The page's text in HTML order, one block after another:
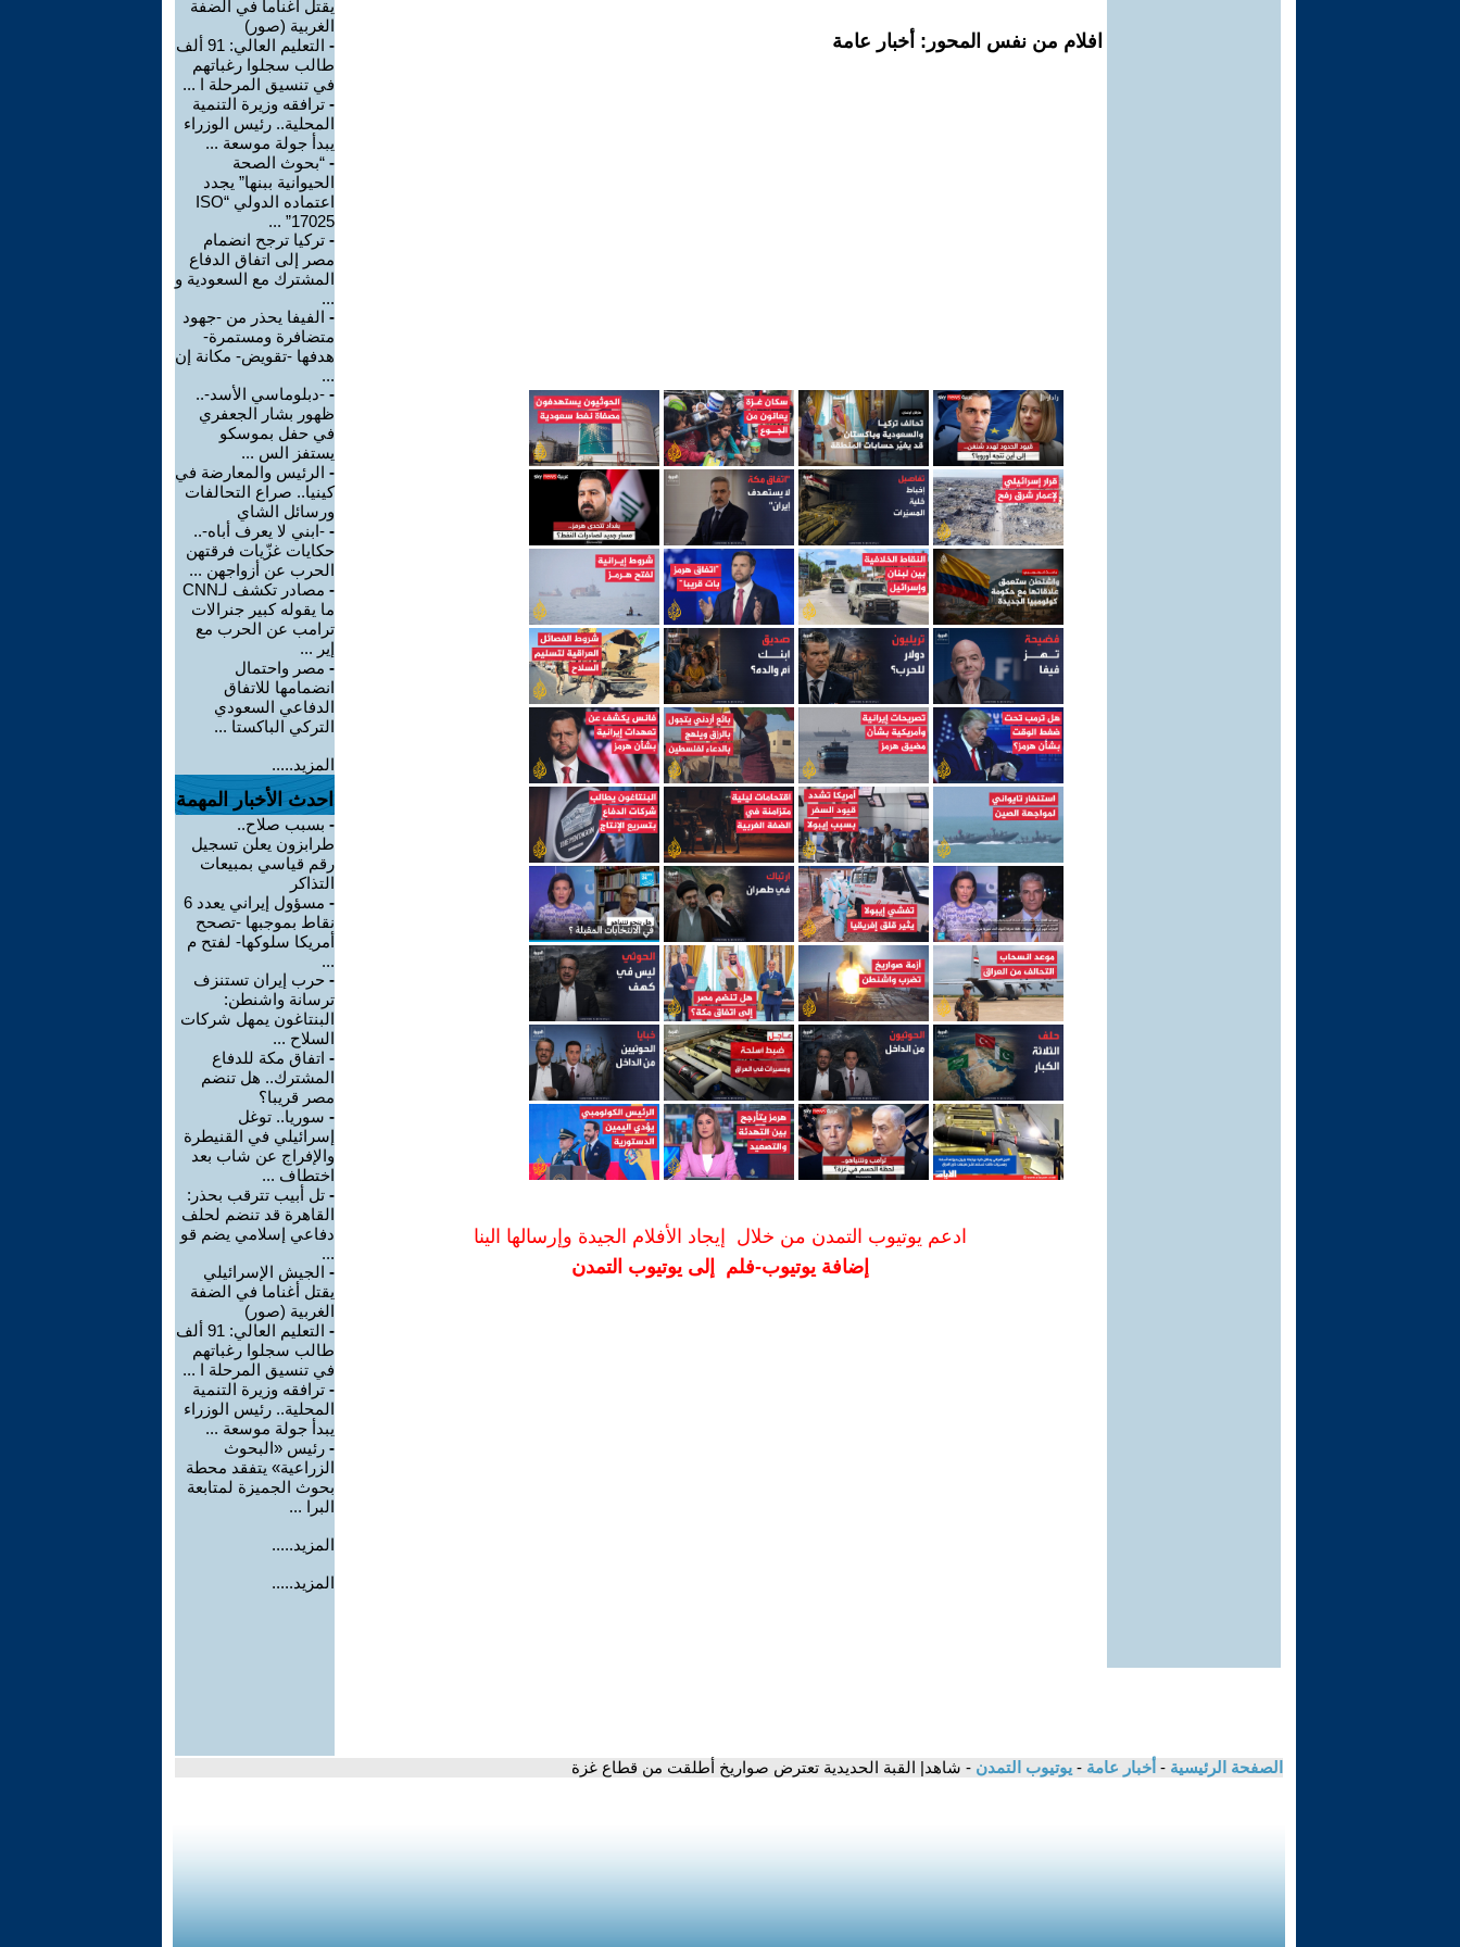
افلام من نفس المحور: أخبار عامة
ادعم يوتيوب التمدن من خلال إيجاد الأفلام الجيدة وإرسالها الينا
إضافة يوتيوب-فلم إلى يوتيوب التمدن
يقتل أغناما في الضفة
الغربية (صور)
-
التعليم العالي: 91 ألف
طالب سجلوا رغباتهم
في تنسيق المرحلة ا ...
- ترافقه وزيرة التنمية
المحلية.. رئيس الوزراء
يبدأ جولة موسعة ...
- “بحوث الصحة
الحيوانية ببنها” يجدد
اعتماده الدولي “ISO
17025” ...
- تركيا ترجح انضمام
مصر إلى اتفاق الدفاع
المشترك مع السعودية و
...
- الفيفا يحذر من -جهود
متضافرة ومستمرة-
هدفها -تقويض- مكانة إن
...
- -دبلوماسي الأسد-..
ظهور بشار الجعفري
في حفل بموسكو
يستفز الس ...
- الرئيس والمعارضة في
كينيا.. صراع التحالفات
ورسائل الشاي
- -ابني لا يعرف أباه-..
حكايات غزّيات فرقتهن
الحرب عن أزواجهن ...
-
مصادر تكشف لـCNN
ما يقوله كبير جنرالات
ترامب عن الحرب مع
إير ...
- مصر واحتمال
انضمامها للاتفاق
الدفاعي السعودي
التركي الباكستا ...
المزيد.....
احدث الأخبار المهمة
- بسبب صلاح..
طرابزون يعلن تسجيل
رقم قياسي بمبيعات
التذاكر
-
مسؤول إيراني يعدد 6
نقاط بموجبها -تصحح
أمريكا سلوكها- لفتح م
...
- حرب إيران تستنزف
ترسانة واشنطن:
البنتاغون يمهل شركات
السلاح ...
- اتفاق مكة للدفاع
المشترك.. هل تنضم
مصر قريبا؟
- سوريا.. توغل
إسرائيلي في القنيطرة
والإفراج عن شاب بعد
اختطاف ...
- تل أبيب تترقب بحذر:
القاهرة قد تنضم لحلف
دفاعي إسلامي يضم قو
...
- الجيش الإسرائيلي
يقتل أغناما في الضفة
الغربية (صور)
-
التعليم العالي: 91 ألف
طالب سجلوا رغباتهم
في تنسيق المرحلة ا ...
- ترافقه وزيرة التنمية
المحلية.. رئيس الوزراء
يبدأ جولة موسعة ...
- رئيس «البحوث
الزراعية» يتفقد محطة
بحوث الجميزة لمتابعة
البرا ...
المزيد.....
المزيد.....
الصفحة الرئيسية - أخبار عامة - يوتيوب التمدن - شاهد| القبة الحديدية تعترض صواريخ أطلقت من قطاع غزة